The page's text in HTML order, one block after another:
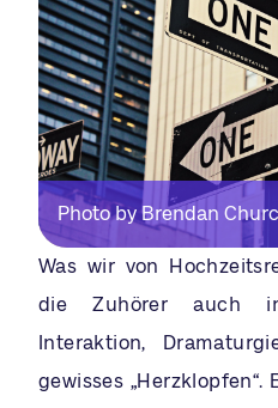
Photo by Brendan
Was wir von
die Zuhörer auch in
Interaktion,
gewisses